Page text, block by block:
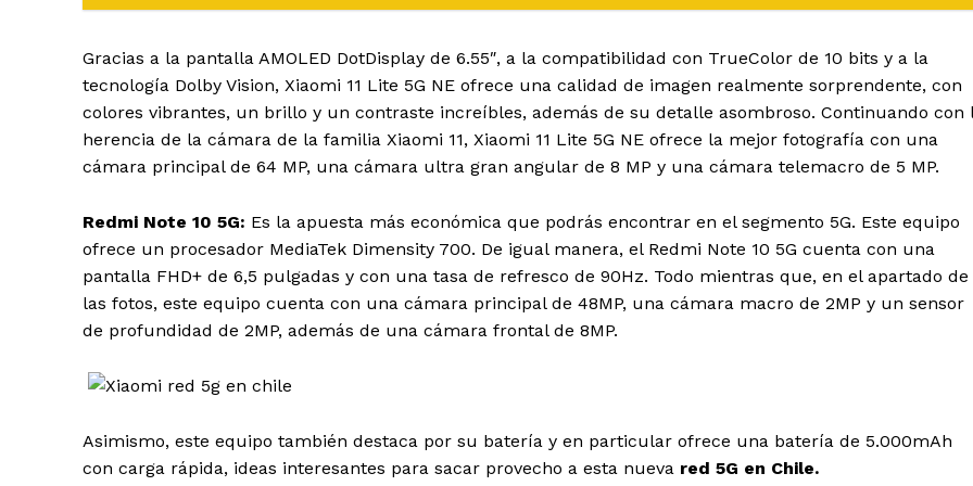
Gracias a la pantalla AMOLED DotDisplay de 6.55″, a la compatibilidad con TrueColor de 10 bits y a la
tecnología Dolby Vision, Xiaomi 11 Lite 5G NE ofrece una calidad de imagen realmente sorprendente, con
colores vibrantes, un brillo y un contraste increíbles, además de su detalle asombroso. Continuando con
herencia de la cámara de la familia Xiaomi 11, Xiaomi 11 Lite 5G NE ofrece la mejor fotografía con una
cámara principal de 64 MP, una cámara ultra gran angular de 8 MP y una cámara telemacro de 5 MP.
Redmi Note 10 5G: Es la apuesta más económica que podrás encontrar en el segmento 5G. Este equipo
ofrece un procesador MediaTek Dimensity 700. De igual manera, el Redmi Note 10 5G cuenta con una
pantalla FHD+ de 6,5 pulgadas y con una tasa de refresco de 90Hz. Todo mientras que, en el apartado de
las fotos, este equipo cuenta con una cámara principal de 48MP, una cámara macro de 2MP y un sensor
de profundidad de 2MP, además de una cámara frontal de 8MP.
Asimismo, este equipo también destaca por su batería y en particular ofrece una batería de 5.000mAh
con carga rápida, ideas interesantes para sacar provecho a esta nueva red 5G en Chile.